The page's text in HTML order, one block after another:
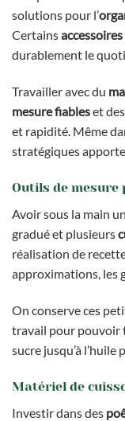
solutions pour l’
Certains
durablement le
Travailler avec du
mesure fiableset
et rapidité. Même
stratégiques
Outils de mesure
Avoir sous la main
gradué et plusieurs
réalisation de
approximations, les
On conserve ces
travail pour pouvoir
sucre jusqu’à
Matériel de
Investir dans des